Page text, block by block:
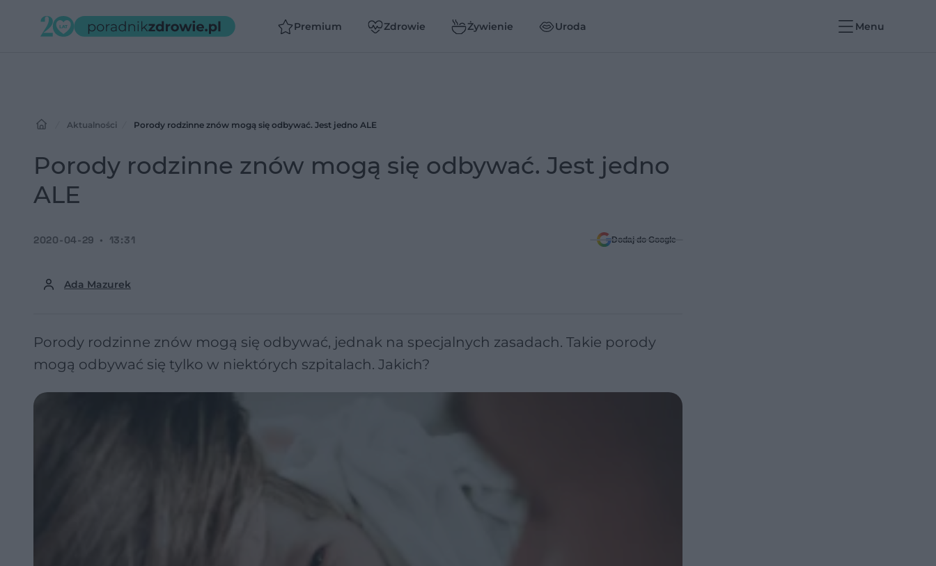
Premium Zdrowie Żywienie Uroda Menu
Aktualności Porody rodzinne znów mogą się odbywać. Jest jedno ALE
Porody rodzinne znów mogą się odbywać. Jest jedno
ALE
Ada Mazurek
2020-04-29 13:31 Dodaj do Google
Porody rodzinne znów mogą się odbywać, jednak na specjalnych zasadach. Takie porody
mogą odbywać się tylko w niektórych szpitalach. Jakich?